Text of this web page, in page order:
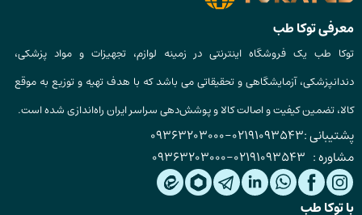
معرفی توکا طب
توکا طب یک فروشگاه اینترنتی در زمینه لوازم، تجهیزات و مواد پزشکی،
دندانپزشکی، آزمایشگاهی و تحقیقاتی می باشد که با هدف تهیه و توزیع به موقع
کالا، تضمین کیفیت و اصالت کالا و پوشش‌دهی سراسر ایران راه‌اندازی شده است.
پشتیبانی :02191093543
-
09363203000
مشاوره : 02191093543
-
09363203000
با توکا طب